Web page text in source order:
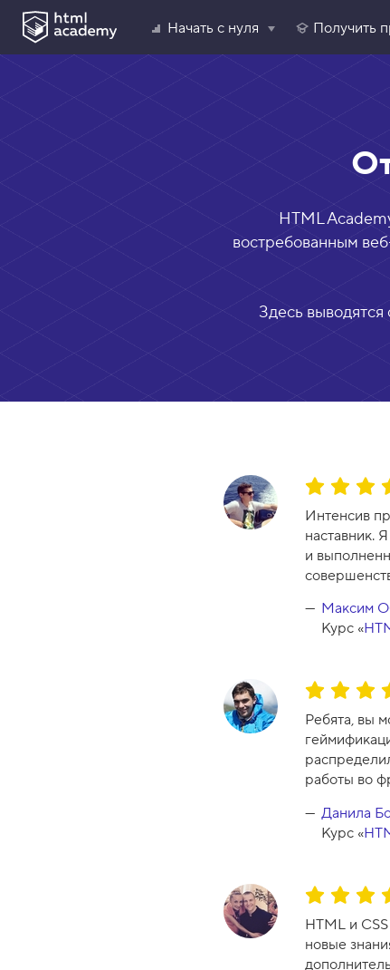
Начать с нуля Получить
HTML
востребованным
Здесь
О
ц
е
н
к
а
к
а
9
Интенсив
наставник.
и
Максим
Курс «
О
ц
е
н
к
а
к
а
-
1
0
Ребята, вы
работы во
Данила
Курс «
О
е
н
HTML и
новые